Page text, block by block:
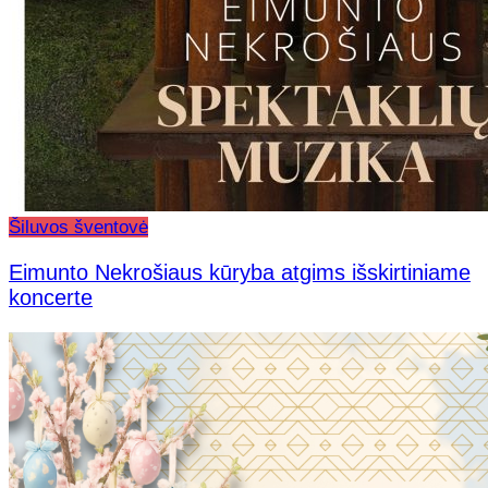
Šiluvos šventovė
Eimunto Nekrošiaus kūryba atgims išskirtiniame
koncerte